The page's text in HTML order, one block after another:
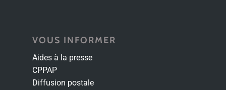
VOUS INFORMER
Aides à la presse
CPPAP
Diffusion postale